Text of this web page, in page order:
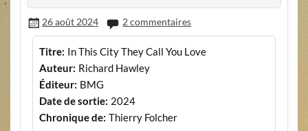
26 août 2024 2 commentaires
Titre: In This City They Call You Love
Auteur: Richard Hawley
Éditeur: BMG
Date de sortie: 2024
Chronique de: Thierry Folcher